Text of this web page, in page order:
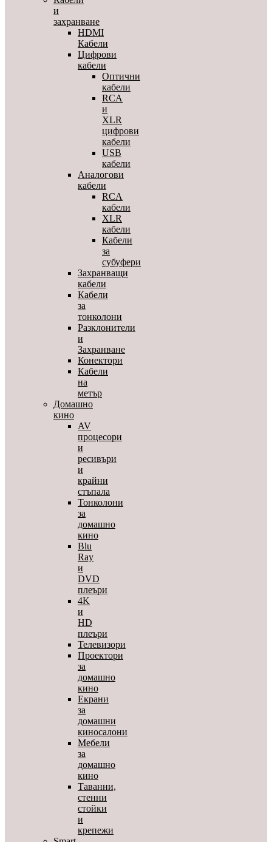
и
захранване
HDMI
Кабели
Цифрови
кабели
Оптични
кабели
RCA
и
XLR
цифрови
кабели
USB
кабели
Аналогови
кабели
RCA
кабели
XLR
кабели
Кабели
за
субуфери
Захранващи
кабели
Кабели
за
тонколони
Разклонители
и
Захранване
Конектори
Кабели
на
метър
Домашно
кино
AV
процесори
и
ресивъри
и
крайни
стъпала
Тонколони
за
домашно
кино
Blu
Ray
и
DVD
плеъри
4K
и
HD
плеъри
Телевизори
Проектори
за
домашно
кино
Екрани
за
домашни
киносалони
Мебели
за
домашно
кино
Таванни,
стенни
стойки
и
крепежи